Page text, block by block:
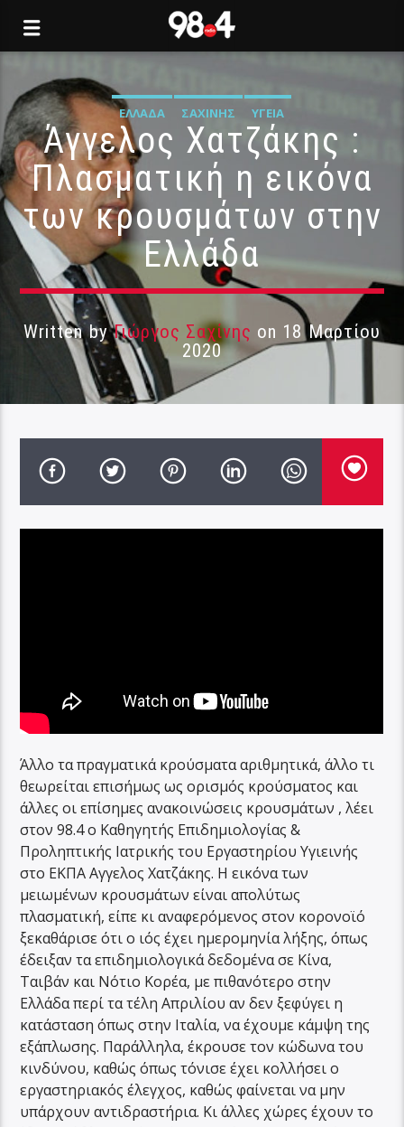
ΕΛΛΆΔΑ ΣΑΧΊΝΗΣ ΥΓΕΊΑ
Άγγελος Χατζάκης :
Πλασματική η εικόνα
των κρουσμάτων στην
Ελλάδα
Written byΓιώργος Σαχίνης on 18 Μαρτίου
2020
Άλλο τα πραγματικά κρούσματα αριθμητικά, άλλο τι
θεωρείται επισήμως ως ορισμός κρούσματος και
άλλες οι επίσημες ανακοινώσεις κρουσμάτων , λέει
στον 98.4 ο Καθηγητής Επιδημιολογίας &
Προληπτικής Ιατρικής του Εργαστηρίου Υγιεινής
στο ΕΚΠΑ Αγγελος Χατζάκης. Η εικόνα των
μειωμένων κρουσμάτων είναι απολύτως
πλασματική, είπε κι αναφερόμενος στον κορονοϊό
ξεκαθάρισε ότι ο ιός έχει ημερομηνία λήξης, όπως
έδειξαν τα επιδημιολογικά δεδομένα σε Κίνα,
Ταιβάν και Νότιο Κορέα, με πιθανότερο στην
Ελλάδα περί τα τέλη Απριλίου αν δεν ξεφύγει η
κατάσταση όπως στην Ιταλία, να έχουμε κάμψη της
εξάπλωσης. Παράλληλα, έκρουσε τον κώδωνα του
κινδύνου, καθώς όπως τόνισε έχει κολλήσει ο
εργαστηριακός έλεγχος, καθώς φαίνεται να μην
υπάρχουν αντιδραστήρια. Κι άλλες χώρες έχουν το